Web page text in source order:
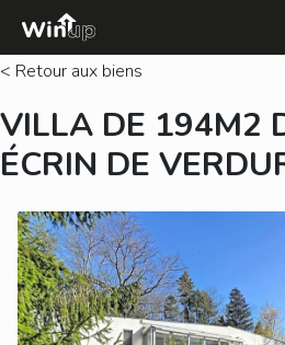
< Retour aux biens
VILLA DE 194M2
ÉCRIN DE